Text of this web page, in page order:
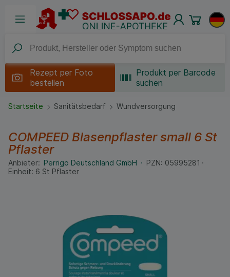
Rezept per Foto
bestellen
Produkt per Barcode
suchen
Startseite Sanitätsbedarf Wundversorgung
COMPEED Blasenpflaster small 6 St
Pflaster
Anbieter: Perrigo Deutschland GmbH PZN: 05995281
Einheit: 6 St Pflaster